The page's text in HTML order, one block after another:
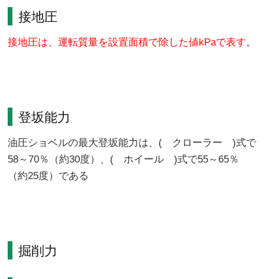
接地圧
接地圧は、運転質量を設置面積で除した値kPaで表す。
登坂能力
油圧ショベルの最大登坂能力は、( クローラー )式で
58～70％（約30度）、( ホイール )式で55～65％
（約25度）である
掘削力